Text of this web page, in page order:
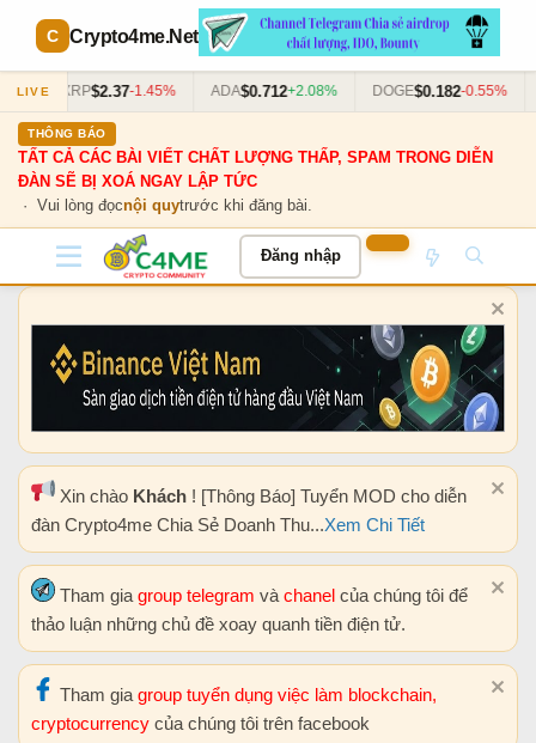
Crypto4me.Net
LIVE XRP$2.37-1.45% ADA$0.712+2.08% DOGE$0.182-0.55%
THÔNG BÁO
TẤT CẢ CÁC BÀI VIẾT CHẤT LƯỢNG THẤP, SPAM TRONG DIỄN
ĐÀN SẼ BỊ XOÁ NGAY LẬP TỨC
· Vui lòng đọcnội quytrước khi đăng bài.
Đăng nhập
Xin chào Khách ! [Thông Báo] Tuyển MOD cho diễn
đàn Crypto4me Chia Sẻ Doanh Thu...Xem Chi Tiết
Tham gia group telegram và chanel của chúng tôi để
thảo luận những chủ đề xoay quanh tiền điện tử.
Tham gia group tuyển dụng việc làm blockchain,
cryptocurrency của chúng tôi trên facebook